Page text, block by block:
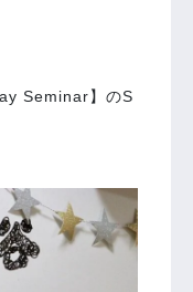
Seminar】のS